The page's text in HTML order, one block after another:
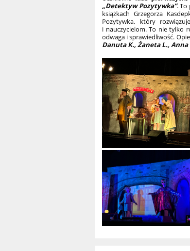
„Detektyw Pozytywka”. To
książkach Grzegorza
Pozytywka, który
i nauczycielom. To nie tylko
odwaga i sprawiedliwość.
Danuta K., Żaneta L., Anna